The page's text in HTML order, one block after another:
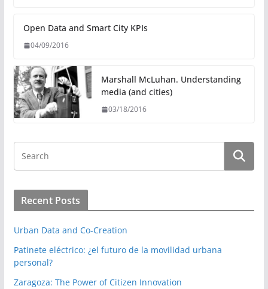
Open Data and Smart City KPIs
04/09/2016
Marshall McLuhan. Understanding
media (and cities)
03/18/2016
Recent Posts
Urban Data and Co-Creation
Patinete eléctrico: ¿el futuro de la movilidad urbana
personal?
Zaragoza: The Power of Citizen Innovation